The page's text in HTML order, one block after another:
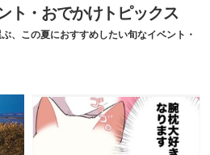
ト・おでかけトピックス
、この夏におすすめしたい旬なイベント・